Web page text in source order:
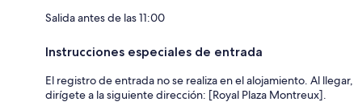
Salida antes de las 11:00
Instrucciones especiales de entrada
El registro de entrada no se realiza en el alojamiento. Al llegar,
dirígete a la siguiente dirección: [Royal Plaza Montreux].